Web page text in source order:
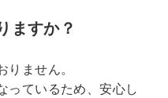
ますか？
ません。
っているため、安心し